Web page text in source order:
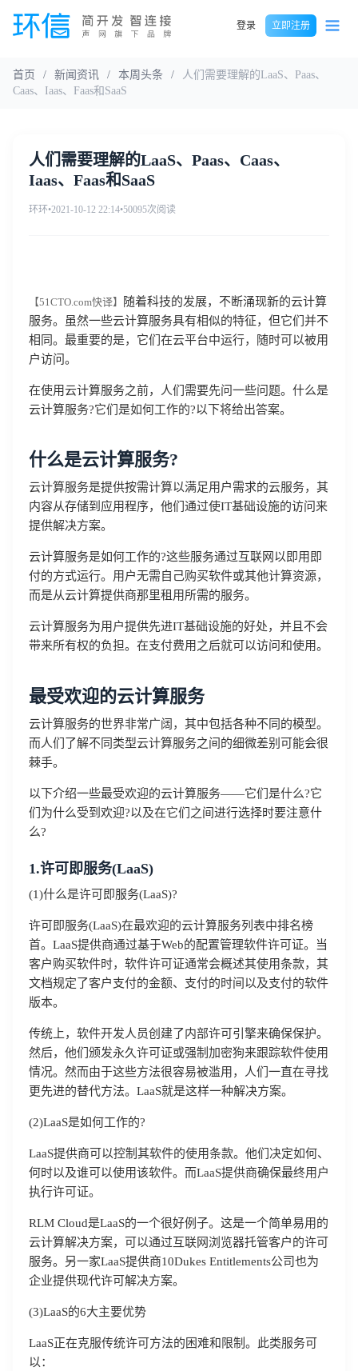
登录 立即注册
首页 / 新闻资讯 / 本周头条 /
人们需要理解的LaaS、Paas、
Caas、Iaas、Faas和SaaS
人们需要理解的LaaS、Paas、Caas、
Iaas、Faas和SaaS
环环•2021-10-12 22:14•50095次阅读
【51CTO.com快译】
随着科技的发展，不断涌现新的云计算
服务。虽然一些云计算服务具有相似的特征，但它们并不
相同。最重要的是，它们在云平台中运行，随时可以被用
户访问。
在使用云计算服务之前，人们需要先问一些问题。什么是
云计算服务?它们是如何工作的?以下将给出答案。
什么是云计算服务?
云计算服务是提供按需计算以满足用户需求的云服务，其
内容从存储到应用程序，他们通过使IT基础设施的访问来
提供解决方案。
云计算服务是如何工作的?这些服务通过互联网以即用即
付的方式运行。用户无需自己购买软件或其他计算资源，
而是从云计算提供商那里租用所需的服务。
云计算服务为用户提供先进IT基础设施的好处，并且不会
带来所有权的负担。在支付费用之后就可以访问和使用。
最受欢迎的云计算服务
云计算服务的世界非常广阔，其中包括各种不同的模型。
而人们了解不同类型云计算服务之间的细微差别可能会很
棘手。
以下介绍一些最受欢迎的云计算服务——它们是什么?它
们为什么受到欢迎?以及在它们之间进行选择时要注意什
么?
1.许可即服务(LaaS)
(1)什么是许可即服务(LaaS)?
许可即服务(LaaS)在最欢迎的云计算服务列表中排名榜
首。LaaS提供商通过基于Web的配置管理软件许可证。当
客户购买软件时，软件许可证通常会概述其使用条款，其
文档规定了客户支付的金额、支付的时间以及支付的软件
版本。
传统上，软件开发人员创建了内部许可引擎来确保保护。
然后，他们颁发永久许可证或强制加密狗来跟踪软件使用
情况。然而由于这些方法很容易被滥用，人们一直在寻找
更先进的替代方法。LaaS就是这样一种解决方案。
(2)LaaS是如何工作的?
LaaS提供商可以控制其软件的使用条款。他们决定如何、
何时以及谁可以使用该软件。而LaaS提供商确保最终用户
执行许可证。
RLM Cloud是LaaS的一个很好例子。这是一个简单易用的
云计算解决方案，可以通过互联网浏览器托管客户的许可
服务。另一家LaaS提供商10Dukes Entitlements公司也为
企业提供现代许可解决方案。
(3)LaaS的6大主要优势
LaaS正在克服传统许可方法的困难和限制。此类服务可
以：